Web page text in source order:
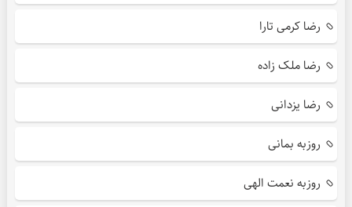
رضا کرمی تارا
رضا ملک زاده
رضا یزدانی
روزبه بمانی
روزبه نعمت الهی